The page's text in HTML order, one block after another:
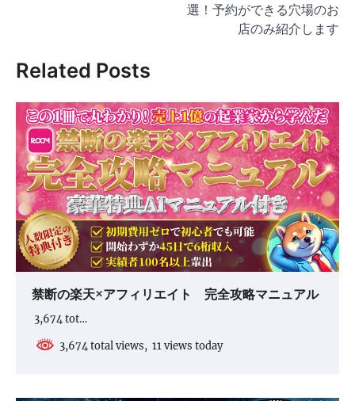
ー
シ
ョ
ン
選！予約ができる穴場のお
店のみ紹介します
Related Posts
禁断の楽天×アフィリエイト 完全攻略マニュアル
3,674 tot…
3,674 total views, 11 views today